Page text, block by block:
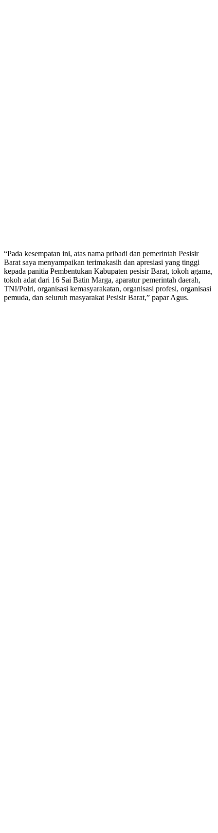
“Pada kesempatan ini, atas nama pribadi dan pemerintah Pesisir
Barat saya menyampaikan terimakasih dan apresiasi yang tinggi
kepada panitia Pembentukan Kabupaten pesisir Barat, tokoh agama,
tokoh adat dari 16 Sai Batin Marga, aparatur pemerintah daerah,
TNI/Polri, organisasi kemasyarakatan, organisasi profesi, organisasi
pemuda, dan seluruh masyarakat Pesisir Barat,” papar Agus.